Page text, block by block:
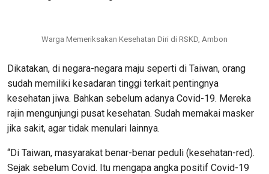
Warga Memeriksakan Kesehatan Diri di RSKD, Ambon
Dikatakan, di negara-negara maju seperti di Taiwan, orang
sudah memiliki kesadaran tinggi terkait pentingnya
kesehatan jiwa. Bahkan sebelum adanya Covid-19. Mereka
rajin mengunjungi pusat kesehatan. Sudah memakai masker
jika sakit, agar tidak menulari lainnya.
“Di Taiwan, masyarakat benar-benar peduli (kesehatan-red).
Sejak sebelum Covid. Itu mengapa angka positif Covid-19